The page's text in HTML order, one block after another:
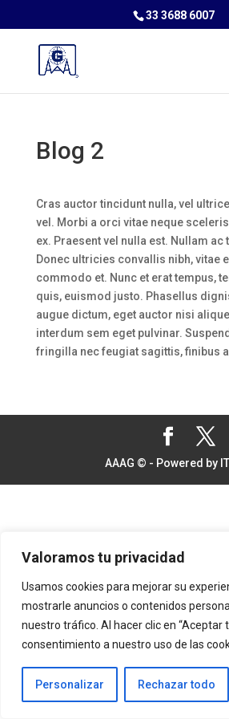
Valoramos tu privacidad
Usamos cookies para mejorar su
mostrarle anuncios o contenidos
nuestro tráfico. Al hacer clic en “Aceptar
consentimiento a nuestro uso de las
Personalizar Rechazar todo
33 3688 6007
Blog 2
Cras auctor tincidunt nulla, vel
vel. Morbi a orci vitae neque
ex. Praesent vel nulla est. Nullam ac
Donec ultricies convallis nibh, vitae
commodo et. Nunc et erat tempus,
quis, euismod justo. Phasellus
augue dictum, eget auctor nisi
interdum sem eget pulvinar.
fringilla nec feugiat sagittis, finibus
AAAG © - Powered by